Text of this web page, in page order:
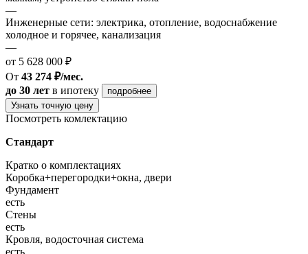
—
Инженерные сети: электрика, отопление, водоснабжение
холодное и горячее, канализация
—
от 5 628 000 ₽
От 43 274 ₽/мес.
до 30 лет в ипотеку
подробнее
Узнать точную цену
Посмотреть комлектацию
Стандарт
Кратко о комплектациях
Коробка+перегородки+окна, двери
Фундамент
есть
Стены
есть
Кровля, водосточная система
есть